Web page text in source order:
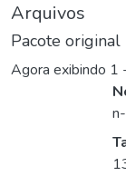
Arquivos
Pacote original
Agora exibindo 1